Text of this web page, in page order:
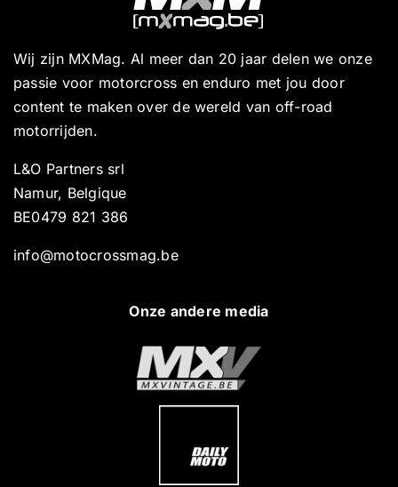
Wij zijn MXMag. Al meer dan 20 jaar delen we onze
passie voor motorcross en enduro met jou door
content te maken over de wereld van off-road
motorrijden.
L&O Partners srl
Namur, Belgique
BE0479 821 386
info@motocrossmag.be
Onze andere media